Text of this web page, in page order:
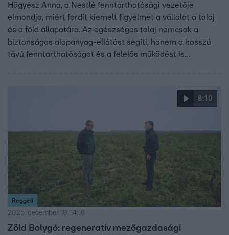
Hőgyész Anna, a Nestlé fenntarthatósági vezetője
elmondja, miért fordít kiemelt figyelmet a vállalat a talaj
és a föld állapotára. Az egészséges talaj nemcsak a
biztonságos alapanyag-ellátást segíti, hanem a hosszú
távú fenntarthatóságot és a felelős működést is
8:10
Reggeli
2025. december 19. 14:16
Zöld Bolygó: regeneratív mezőgazdasági